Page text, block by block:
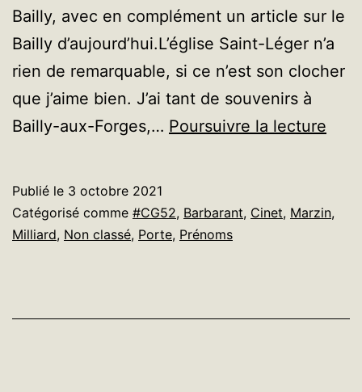
Bailly, avec en complément un article sur le
Bailly d’aujourd’hui.L’église Saint-Léger n’a
rien de remarquable, si ce n’est son clocher
que j’aime bien. J’ai tant de souvenirs à
Bailly-aux-Forges,… Poursuivre la lecture
Publié le 3 octobre 2021
Catégorisé comme #CG52, Barbarant, Cinet, Marzin,
Milliard, Non classé, Porte, Prénoms